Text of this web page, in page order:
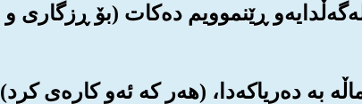
ڕێنموویم ده‌کات (بۆ ڕزگاری و
به ده‌ریاکه‌دا، (هه‌ر که ئه‌و کاره‌ی کرد)